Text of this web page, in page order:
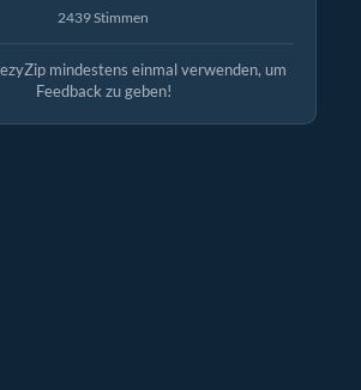
2439 Stimmen
mindestens einmal verwenden, um
Feedback zu geben!